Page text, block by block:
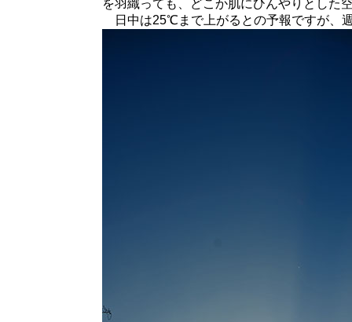
を羽織っても、どこか肌にひんやりとした
日中は25℃まで上がるとの予報ですが、